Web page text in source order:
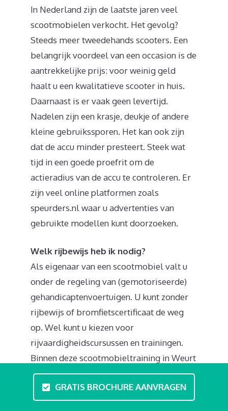
In Nederland zijn de laatste jaren veel
scootmobielen verkocht. Het gevolg?
Steeds meer tweedehands scooters. Een
belangrijk voordeel van een occasion is de
aantrekkelijke prijs: voor weinig geld
haalt u een kwalitatieve scooter in huis.
Daarnaast is er vaak geen levertijd.
Nadelen zijn een krasje, deukje of andere
kleine gebruikssporen. Het kan ook zijn
dat de accu minder presteert. Steek wat
tijd in een goede proefrit om de
actieradius van de accu te controleren. Er
zijn veel online platformen zoals
speurders.nl waar u advertenties van
gebruikte modellen kunt doorzoeken.
Welk rijbewijs heb ik nodig?
Als eigenaar van een scootmobiel valt u
onder de regeling van (gemotoriseerde)
gehandicaptenvoertuigen. U kunt zonder
rijbewijs of bromfietscertificaat de weg
op. Wel kunt u kiezen voor
rijvaardigheidscursussen en trainingen.
Binnen deze scootmobieltraining in Weurt
behandeld u zaken zoals anticiperen op
het verkeer en uitleg over het gebruik van
de scootmobiel. In de basis zijn de
GRATIS BROCHURE AANVRAGEN